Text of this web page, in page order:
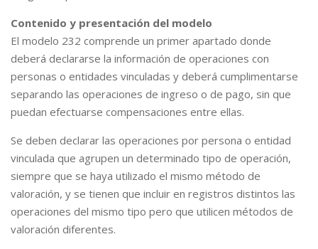
Contenido y presentación del modelo
El modelo 232 comprende un primer apartado donde
deberá declararse la información de operaciones con
personas o entidades vinculadas y deberá cumplimentarse
separando las operaciones de ingreso o de pago, sin que
puedan efectuarse compensaciones entre ellas.
Se deben declarar las operaciones por persona o entidad
vinculada que agrupen un determinado tipo de operación,
siempre que se haya utilizado el mismo método de
valoración, y se tienen que incluir en registros distintos las
operaciones del mismo tipo pero que utilicen métodos de
valoración diferentes.